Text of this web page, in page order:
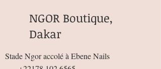
NGOR Boutique,
Dakar
Stade Ngor accolé à Ebene Nails